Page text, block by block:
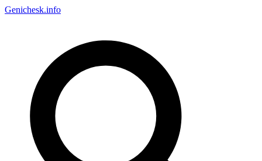
Genichesk.info